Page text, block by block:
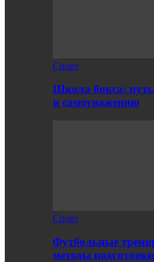
Спорт
Школа бокса:
и самоуважению
Спорт
Футбольные
методы